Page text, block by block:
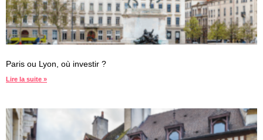
Paris ou Lyon, où investir ?
Lire la suite »